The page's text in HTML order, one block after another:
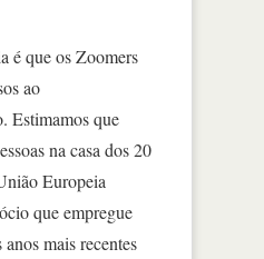
é que os Zoomers
ao
Estimamos que
na casa dos 20
Europeia
que empregue
mais recentes